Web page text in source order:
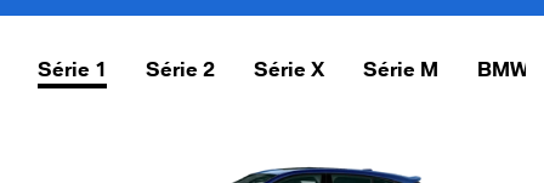
Série 1 Série 2 Série X Série M BMW i